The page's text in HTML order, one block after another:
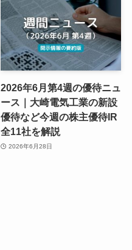
2026年6月第4週の優待ニュ
ース｜大崎電気工業の新設
優待など今週の株主優待IR
全11社を解説
2026年6月28日